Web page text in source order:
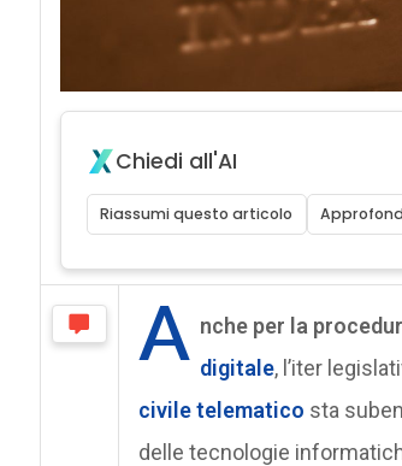
Chiedi all'AI
Riassumi questo articolo
A nche per la
digitale, l’iter
civile telematico sta
delle tecnologie